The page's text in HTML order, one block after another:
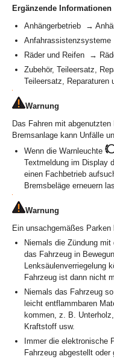
Ergänzende
Anhängerbetrieb →
Räder und Reifen →
Zubehör, Teileersatz,
Teileersatz, Reparaturen
Warnung
Das Fahren mit
Bremsanlage kann Unfälle
Wenn die Warnleuchte
Textmeldung im Display
einen Fachbetrieb
Bremsbeläge erneuern
Warnung
Ein unsachgemäßes
Niemals die Zündung
das Fahrzeug in
Lenksäulenverriegelung
Fahrzeug ist dann nicht
Niemals das Fahrzeug
leicht entflammbaren
kommen, z. B.
Kraftstoff usw.
Immer die elektronische
Fahrzeug abgestellt oder